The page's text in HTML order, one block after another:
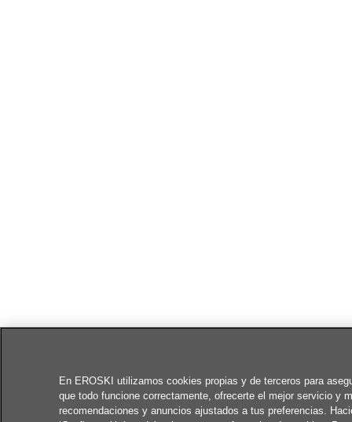
En EROSKI utilizamos cookies propias y de terceros para
que todo funcione correctamente, ofrecerte el mejor servicio y
recomendaciones y anuncios ajustados a tus preferencias.